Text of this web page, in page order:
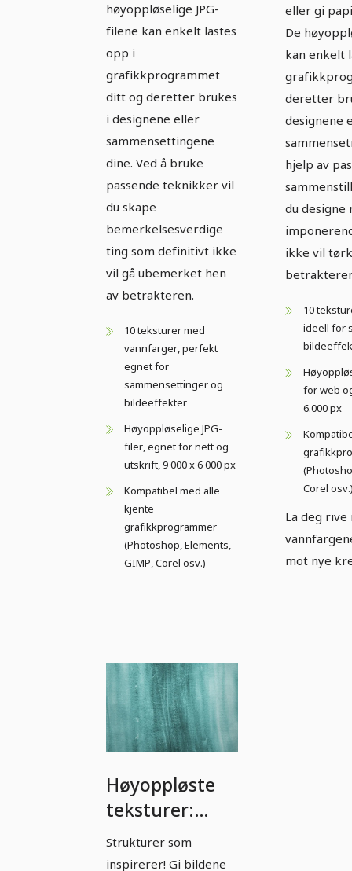
høyoppløselige JPG-
filene kan enkelt lastes
opp i
grafikkprogrammet
ditt og deretter brukes
i designene eller
sammensettingene
dine. Ved å bruke
passende teknikker vil
du skape
bemerkelsesverdige
ting som definitivt ikke
vil gå ubemerket hen
av betrakteren.
10 teksturer med
vannfarger, perfekt
egnet for
sammensettinger og
bildeeffekter
Høyoppløselige JPG-
filer, egnet for nett og
utskrift, 9 000 x 6 000 px
Kompatibel med alle
kjente
grafikkprogrammer
(Photoshop, Elements,
GIMP, Corel osv.)
eller gi
De
kan enkelt
deretter
designene
hjelp av
du designe
ikke vil
10
ideell for
for web
6.000 px
Corel
La deg rive
mot nye
Høyoppløste
teksturer:
Vannglans -
Versjon 11
Strukturer som
inspirerer! Gi bildene